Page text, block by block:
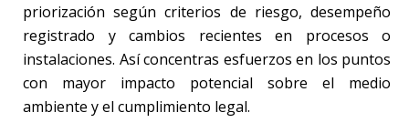
priorización según criterios de riesgo, desempeño
registrado y cambios recientes en procesos o
instalaciones. Así concentras esfuerzos en los puntos
con mayor impacto potencial sobre el medio
ambiente y el cumplimiento legal.